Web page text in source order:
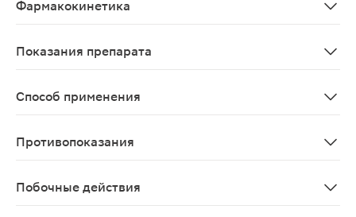
Фармакокинетика
Показания препарата
Способ применения
Противопоказания
Побочные действия